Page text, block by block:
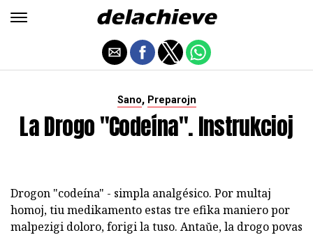
Sano, Preparojn
La Drogo "codeína". Instrukcioj
Drogon "codeína" - simpla analgésico. Por multaj
homoj, tiu medikamento estas tre efika maniero por
malpezigi doloro, forigi la tuso. Antaŭe, la drogo povas